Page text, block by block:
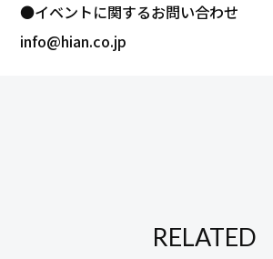
●イベントに関するお問い合わせ
info@hian.co.jp
RELATED